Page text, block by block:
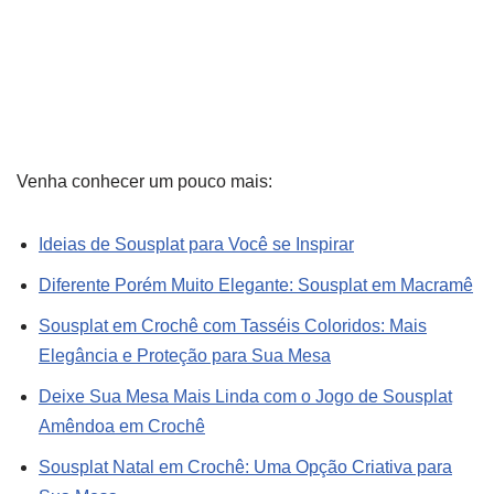
Venha conhecer um pouco mais:
Ideias de Sousplat para Você se Inspirar
Diferente Porém Muito Elegante: Sousplat em Macramê
Sousplat em Crochê com Tasséis Coloridos: Mais
Elegância e Proteção para Sua Mesa
Deixe Sua Mesa Mais Linda com o Jogo de Sousplat
Amêndoa em Crochê
Sousplat Natal em Crochê: Uma Opção Criativa para